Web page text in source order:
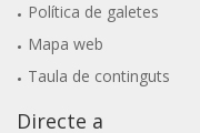
Política de galetes
Mapa web
Taula de continguts
Directe a